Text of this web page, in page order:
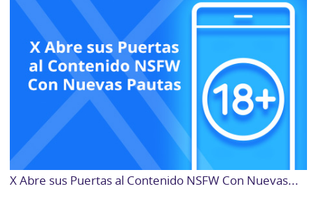
X Abre sus Puertas al Contenido NSFW Con Nuevas...